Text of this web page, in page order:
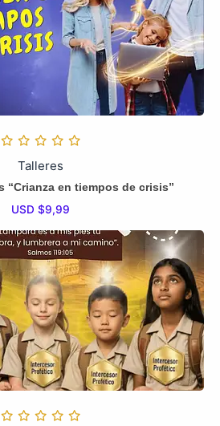
Talleres
“Crianza en tiempos de crisis”
USD $9,99